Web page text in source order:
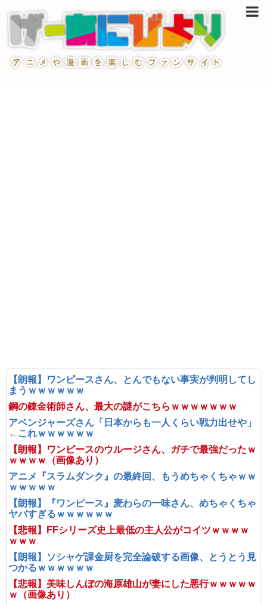
【朗報】ワンピースさん、とんでもない事実が判明してし
まうｗｗｗｗｗｗ
鋼の錬金術師さん、最大の謎がこちらｗｗｗｗｗｗｗ
アベンジャーズさん「日本からも一人くらい戦力出せや」
←これｗｗｗｗｗｗ
【朗報】ワンピースのウルージさん、ガチで最強だったｗ
ｗｗｗｗ（画像あり）
アニメ『スラムダンク』の最終回、もうめちゃくちゃｗｗ
ｗｗｗｗｗ
【朗報】『ワンピース』麦わらの一味さん、めちゃくちゃ
ヤバすぎるｗｗｗｗｗｗ
【悲報】FFシリーズ史上最低の主人公がコイツｗｗｗｗ
ｗｗｗ
【朗報】ソシャゲ課金厨を完全論破する画像、とうとう見
つかるｗｗｗｗｗｗ
【悲報】美味しんぼの海原雄山が妻にした悪行ｗｗｗｗｗ
ｗ（画像あり）